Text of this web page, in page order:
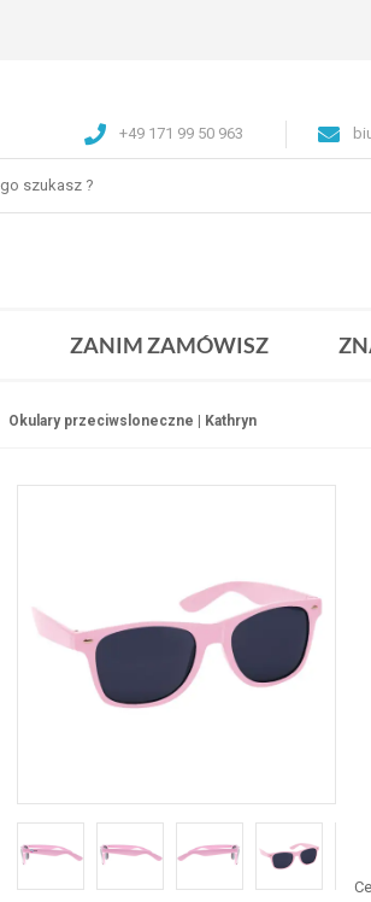
+49 171 99 50 963
ZANIM ZAMÓWISZ
Okulary przeciwsloneczne | Kathryn